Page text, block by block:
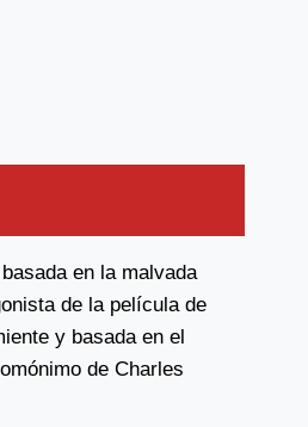
en la malvada
de la película de
y basada en el
de Charles